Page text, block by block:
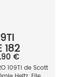
182
€
109TI de Scott